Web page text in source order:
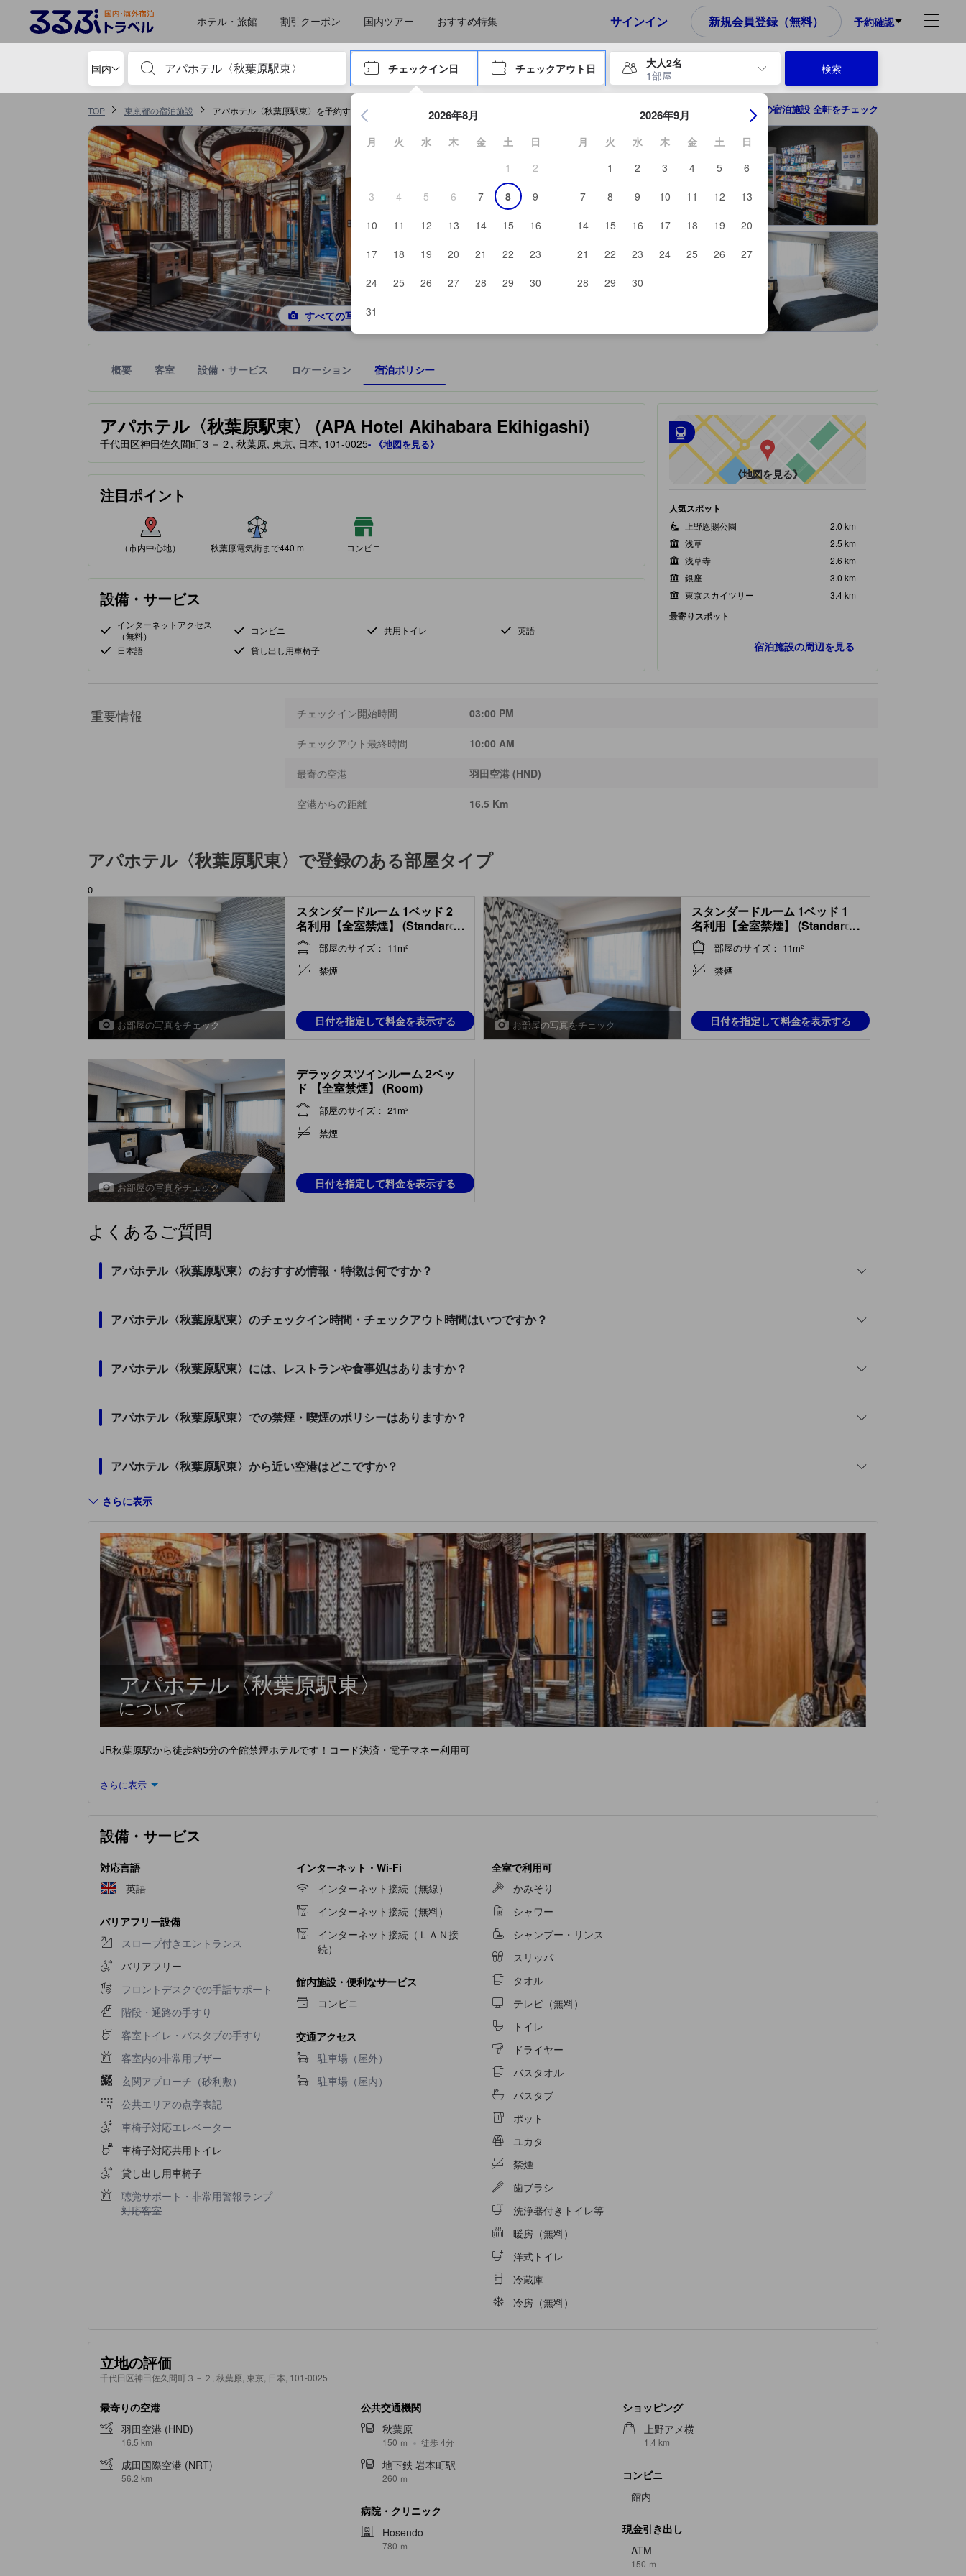
ホテル・旅館 割引クーポン 国内ツアー おすすめ特集 サインイン 新規会員登録（無料） 予約確認
国内
宿泊施設名やキーワードを入力し、矢印キーやタブキーで進み、エンターキーを押して内容を確定して、検索します。
チェックイン日 チェックアウト日
大人2名
1部屋
エンターキーを押して日付選択画面の操作を開始します。方向キーを使用して、チェックイン日とチェックアウト日を移動します。
2026年8月
月 火 水 木 金 土
日
1
2
3
4 5 6 7 8
9
10
11 12 13 14 15
16
17
18 19 20 21 22
23
24
25 26 27 28 29
30
31
2026年9月
月 火 水 木 金 土
日
1
2 3 4 5
6
7
8 9 10 11 12
13
14
15 16 17 18 19
20
21
22 23 24 25 26
27
28
29 30
検索
TOP 東京都の宿泊施設 アパホテル〈秋葉原駅東〉を予約する 東京の宿泊施設 全軒をチェック
すべての写真を見る
概要 客室 設備・サービス ロケーション 宿泊ポリシー
アパホテル〈秋葉原駅東〉 (APA Hotel Akihabara Ekihigashi)
tooltip
星評価は、提携サイトから受け取った情報であり、宿泊施設に備わっていると予測される快適さや客室のレベルを示すものです。
千代田区神田佐久間町３－２, 秋葉原, 東京, 日本, 101-0025- 《地図を見る》
注目ポイント
（市内中心地） 秋葉原電気街まで440 m コンビニ
設備・サービス
インターネットアクセス
（無料）
コンビニ 共用トイレ
英語
日本語
貸し出し用車椅子
tooltip
最寄の交通機関
• 最寄の駅：秋葉原（距離0.15km）
• 最寄の駅：地下鉄 岩本町駅（距離0.26km）
《地図を見る》
人気スポット
上野恩賜公園
2.0 km
浅草
2.5 km
浅草寺
2.6 km
銀座
3.0 km
東京スカイツリー
3.4 km
最寄りスポット
150 ｍ
チョップチョップ
250 ｍ
宿泊施設の周辺を見る
重要情報 チェックイン開始時間 03:00 PM
チェックアウト最終時間 10:00 AM
最寄の空港 羽田空港 (HND)
空港からの距離 16.5 Km
アパホテル〈秋葉原駅東〉 で登録のある部屋タイプ
0
お部屋の写真をチェック
スタンダードルーム 1ベッド 2
名利用【全室禁煙】 (Standard
Room (1 Bed))
...
部屋のサイズ： 11m²
禁煙
日付を指定して料金を表示する お部屋の写真をチェック
スタンダードルーム 1ベッド 1
名利用【全室禁煙】 (Standard
Room (1 Bed))
...
部屋のサイズ： 11m²
禁煙
日付を指定して料金を表示する
お部屋の写真をチェック
デラックスツインルーム 2ベッ
ド 【全室禁煙】 (Room)
部屋のサイズ： 21m²
禁煙
日付を指定して料金を表示する
よくあるご質問
アパホテル〈秋葉原駅東〉のおすすめ情報・特徴は何ですか？
アパホテル〈秋葉原駅東〉のチェックイン時間・チェックアウト時間はいつですか？
アパホテル〈秋葉原駅東〉には、レストランや食事処はありますか？
アパホテル〈秋葉原駅東〉での禁煙・喫煙のポリシーはありますか？
アパホテル〈秋葉原駅東〉から近い空港はどこですか？
さらに表示
アパホテル〈秋葉原駅東〉
について
JR秋葉原駅から徒歩約5分の全館禁煙ホテルです！コード決済・電子マネー利用可
さらに表示
設備・サービス
対応言語
英語
バリアフリー設備
スロープ付きエントランス不可
スロープ付きエントランス
バリアフリー
フロントデスクでの手話サポート不可
フロントデスクでの手話サポート
階段・通路の手すり不可
階段・通路の手すり
客室トイレ・バスタブの手すり不可
客室トイレ・バスタブの手すり
客室内の非常用ブザー不可
客室内の非常用ブザー
玄関アプローチ（砂利敷）不可
玄関アプローチ（砂利敷）
公共エリアの点字表記不可
公共エリアの点字表記
車椅子対応エレベーター不可
車椅子対応エレベーター
車椅子対応共用トイレ
貸し出し用車椅子
聴覚サポート・非常用警報ランプ対応客室不可
聴覚サポート・非常用警報ランプ
対応客室
インターネット・Wi-Fi
インターネット接続（無線）
インターネット接続（無料）
インターネット接続（ＬＡＮ接
続）
館内施設・便利なサービス
コンビニ
交通アクセス
駐車場（屋外）不可
駐車場（屋外）
駐車場（屋内）不可
駐車場（屋内）
全室で利用可
かみそり
シャワー
シャンプー・リンス
スリッパ
タオル
テレビ（無料）
トイレ
ドライヤー
バスタオル
バスタブ
ポット
ユカタ
禁煙
歯ブラシ
洗浄器付きトイレ等
暖房（無料）
洋式トイレ
冷蔵庫
冷房（無料）
立地の評価
千代田区神田佐久間町３－２, 秋葉原, 東京, 日本, 101-0025
最寄りの空港
羽田空港 (HND)
16.5 km
成田国際空港 (NRT)
56.2 km
公共交通機関
秋葉原
150 ｍ 徒歩 4分
地下鉄 岩本町駅
260 ｍ
病院・クリニック
Hosendo
780 ｍ
ショッピング
上野アメ横
1.4 km
コンビニ
館内
現金引き出し
ATM
150 ｍ